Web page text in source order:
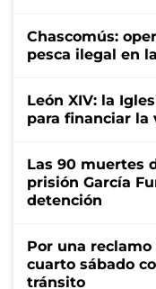
Chascomús:
pesca ilegal en
León XIV: la
para financiar la
Las 90 muertes
prisión García
detención
Por una
cuarto sábado
tránsito